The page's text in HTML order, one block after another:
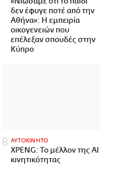
δεν έφυγε ποτέ από την
Αθήνα»: Η εμπειρία
οικογενειών που
επέλεξαν σπουδές στην
Κύπρο
ΑΥΤΟΚΙΝΗΤΟ
XPENG: Το μέλλον της AI
κινητικότητας